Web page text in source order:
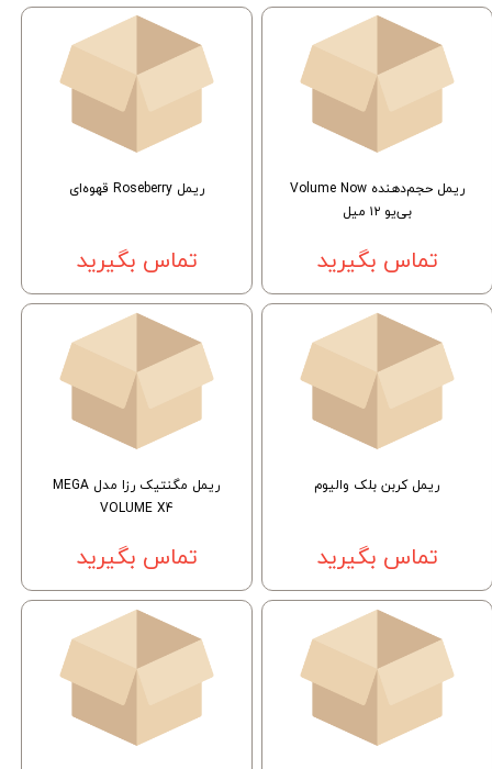
ریمل حجم‌دهنده Volume Now
بی‌یو ۱۲ میل
تماس بگیرید
ریمل Roseberry قهوه‌ای
تماس بگیرید
ریمل کربن بلک والیوم
تماس بگیرید
ریمل مگنتیک رزا مدل MEGA
VOLUME X4
تماس بگیرید